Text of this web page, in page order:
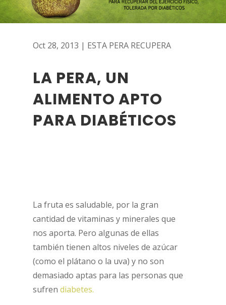
Oct 28, 2013 | ESTA PERA RECUPERA
LA PERA, UN
ALIMENTO APTO
PARA DIABÉTICOS
La fruta es saludable, por la gran
cantidad de vitaminas y minerales que
nos aporta. Pero algunas de ellas
también tienen altos niveles de azúcar
(como el plátano o la uva) y no son
demasiado aptas para las personas que
sufren diabetes.